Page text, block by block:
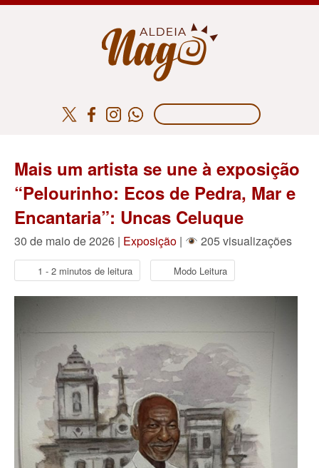
Mais um artista se une à exposição
“Pelourinho: Ecos de Pedra, Mar e
Encantaria”: Uncas Celuque
30 de maio de 2026 | Exposição | 205 visualizações
1 - 2 minutos de leitura Modo Leitura